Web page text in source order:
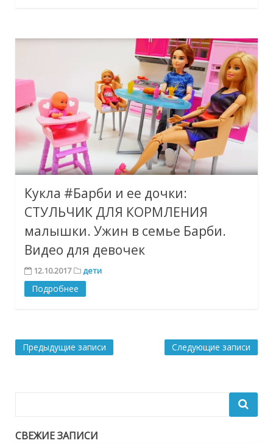
Кукла #Барби и ее дочки:
СТУЛЬЧИК ДЛЯ КОРМЛЕНИЯ
малышки. Ужин в семье Барби.
Видео для девочек
12.10.2017 дети
Подробнее
Навигация
Предыдущие записи Следующие записи
СВЕЖИЕ ЗАПИСИ